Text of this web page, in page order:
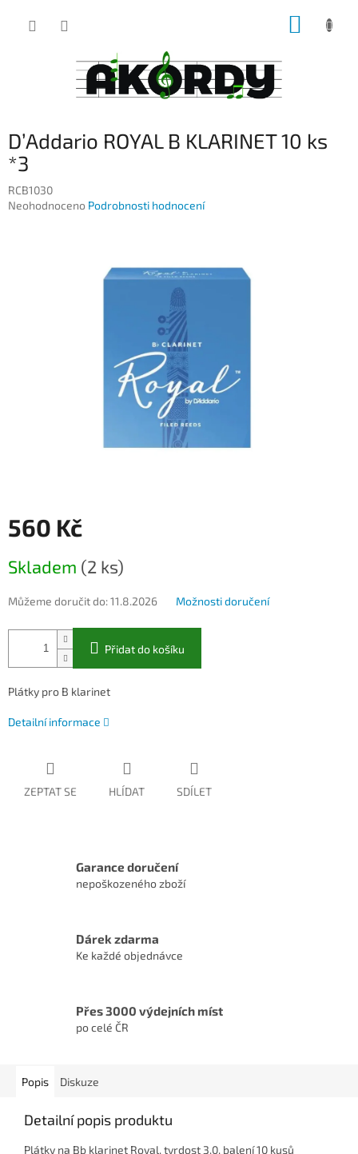
D’Addario ROYAL B KLARINET 10 ks
*3
RCB1030
Průměrné
Neohodnoceno Podrobnosti hodnocení
560 Kč
cena:
Skladem (2 ks)
Můžeme doručit do:11.8.2026 Možnosti doručení
Přidat do košíku
Plátky pro B klarinet
Detailní informace
ZEPTAT SE HLÍDAT SDÍLET
Garance doručení
nepoškozeného zboží
Dárek zdarma
Ke každé objednávce
Přes 3000 výdejních míst
po celé ČR
Popis Diskuze
Detailní popis produktu
Plátky na Bb klarinet Royal, tvrdost 3.0, balení 10 kusů